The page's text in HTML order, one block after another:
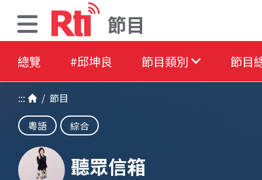
節目
總覽 #邱坤良 節目類別 節目
::: / 節目
粵語
綜合
聽眾信箱